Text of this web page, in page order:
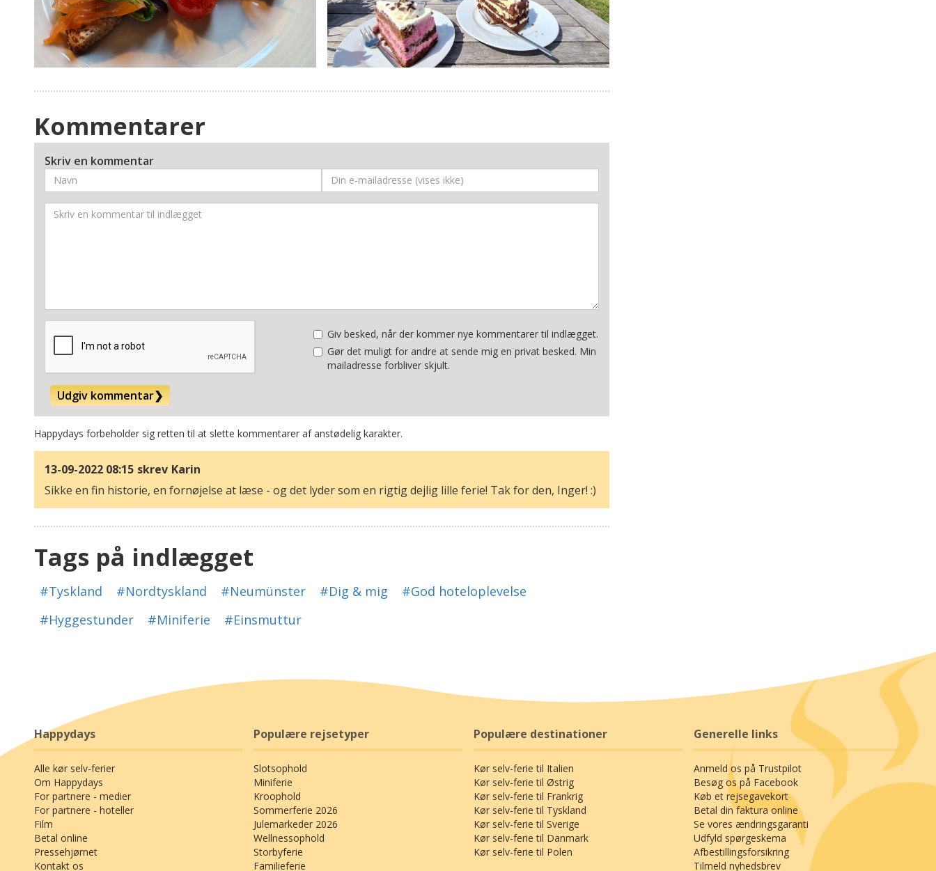
Kommentarer
Skriv en kommentar
Udgiv kommentar❯
Giv besked, når der kommer nye kommentarer til indlægget.
Gør det muligt for andre at sende mig en privat besked. Min
mailadresse forbliver skjult.
Happydays forbeholder sig retten til at slette kommentarer af anstødelig karakter.
13-09-2022 08:15 skrev Karin
Sikke en fin historie, en fornøjelse at læse - og det lyder som en rigtig dejlig lille ferie! Tak for den, Inger! :)
Tags på indlægget
#Tyskland #Nordtyskland #Neumünster #Dig & mig
#God hoteloplevelse
#Hyggestunder
#Miniferie #Einsmuttur
Happydays
Alle kør selv-ferier
Om Happydays
For partnere - medier
For partnere - hoteller
Film
Betal online
Pressehjørnet
Kontakt os
Populære rejsetyper
Slotsophold
Miniferie
Kroophold
Sommerferie 2026
Julemarkeder 2026
Wellnessophold
Storbyferie
Familieferie
Populære destinationer
Kør selv-ferie til Italien
Kør selv-ferie til Østrig
Kør selv-ferie til Frankrig
Kør selv-ferie til Tyskland
Kør selv-ferie til Sverige
Kør selv-ferie til Danmark
Kør selv-ferie til Polen
Generelle links
Anmeld os på Trustpilot
Besøg os på Facebook
Køb et rejsegavekort
Betal din faktura online
Se vores ændringsgaranti
Udfyld spørgeskema
Afbestillingsforsikring
Tilmeld nyhedsbrev